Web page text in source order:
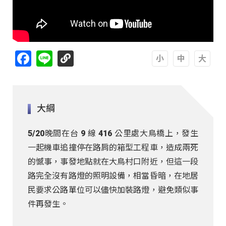
Facebook
Line
大綱
5/20晚間在台 9 線 416 公里處大鳥橋上，發生
一起機車追撞停在路肩的箱型工程車，造成兩死
的憾事，事發地點就在大鳥村口附近，但這一段
路完全沒有路燈的照明設備，相當昏暗，在地居
民要求公路單位可以儘快加裝路燈，避免類似事
件再發生。